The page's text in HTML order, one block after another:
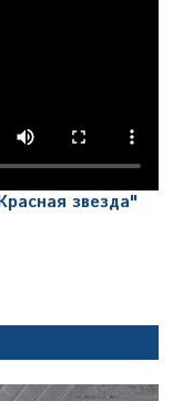
звезда"